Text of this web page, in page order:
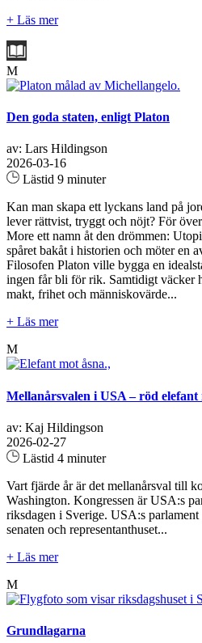
+ Läs mer
M
Den goda staten, enligt Platon
av: Lars Hildingson
2026-03-16
Lästid 9 minuter
Kan man skapa ett lyckans land på
lever rättvist, tryggt och nöjt? För
More ett namn åt den drömmen:
spåret bakåt i historien och möter en
Filosofen Platon ville bygga en
ingen får bli för rik. Samtidigt väcker
makt, frihet och människovärde...
+ Läs mer
M
Mellanårsvalen i USA – röd elefant
av: Kaj Hildingson
2026-02-27
Lästid 4 minuter
Vart fjärde år är det mellanårsval till
Washington. Kongressen är USA:s
riksdagen i Sverige. USA:s
senaten och representanthuset...
+ Läs mer
M
Grundlagarna